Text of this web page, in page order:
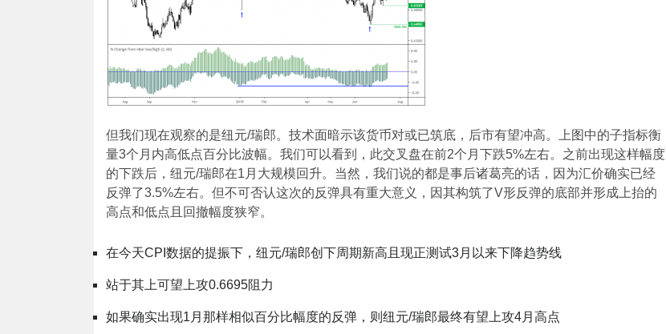
但我们现在观察的是纽元/瑞郎。技术面暗示该货币对或已筑底，后市有望冲高。上图中的子指标衡
量3个月内高低点百分比波幅。我们可以看到，此交叉盘在前2个月下跌5%左右。之前出现这样幅度
的下跌后，纽元/瑞郎在1月大规模回升。当然，我们说的都是事后诸葛亮的话，因为汇价确实已经
反弹了3.5%左右。但不可否认这次的反弹具有重大意义，因其构筑了V形反弹的底部并形成上抬的
高点和低点且回撤幅度狭窄。
在今天CPI数据的提振下，纽元/瑞郎创下周期新高且现正测试3月以来下降趋势线
站于其上可望上攻0.6695阻力
如果确实出现1月那样相似百分比幅度的反弹，则纽元/瑞郎最终有望上攻4月高点